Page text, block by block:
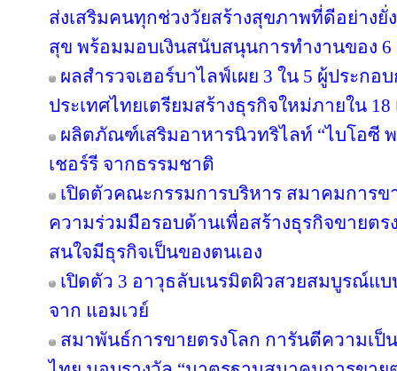
ส่งเสริมคนทุกช่วงวัยสร้างสุขภาพที่ดีอย่าง
สุข พร้อมมอบเงินสนับสนุนการทำงานของ
ผลสำรวจเฮอร์บาไลฟ์เผย 3 ใน 5 ผู้ประกอ
ประเทศไทยเตรียมสร้างธุรกิจใหม่ภายใน 18
ผลิตภัณฑ์เสริมอาหารนิวทริไลท์ “ไบโอซี
เชอร์รี จากธรรมชาติ
เปิดตัวคณะกรรมการบริหาร สมาคมการ
ความร่วมมือรอบด้านเพื่อสร้างธุรกิจขายตร
สนใจมีธุรกิจเป็นของตนเอง
เปิดตัว 3 อาวุธลับเนรมิตผิวสวยสมบูรณ์แบ
จาก แอมเวย์
สมาพันธ์การขายตรงโลก การันตีความเป็